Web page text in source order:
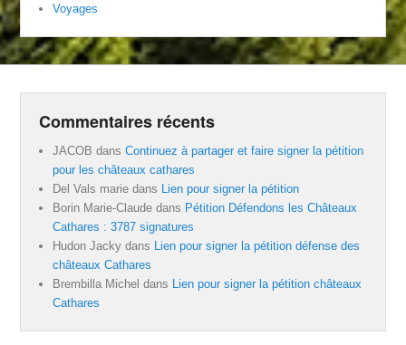
Voyages
Commentaires récents
JACOB dansContinuez à partager et faire signer la pétition
pour les châteaux cathares
Del Vals marie dans
Lien pour signer la pétition
Borin Marie-Claude dans Pétition Défendons les Châteaux
Cathares : 3787 signatures
Hudon Jacky dans
Lien pour signer la pétition défense des
châteaux Cathares
Brembilla Michel dans
Lien pour signer la pétition châteaux
Cathares